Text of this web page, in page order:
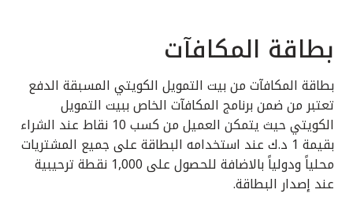
بطاقة المكافآت
بطاقة المكافآت من بيت التمويل الكويتي المسبقة الدفع
تعتبر من ضمن برنامج المكافآت الخاص ببيت التمويل
الكويتي حيث يتمكن العميل من كسب 10 نقاط عند الشراء
بقيمة 1 د.ك عند استخدامه البطاقة على جميع المشتريات
محلياً ودولياً بالاضافة للحصول على 1,000 نقطة ترحيبية
عند إصدار البطاقة.